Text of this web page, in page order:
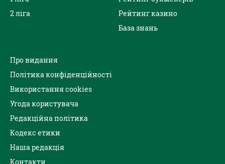
2 ліга
Рейтинг казино
База знань
Про видання
Політика конфіденційності
Використання cookies
Угода користувача
Редакційна політика
Кодекс етики
Наша редакція
Контакти